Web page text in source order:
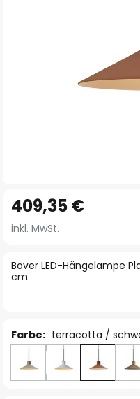
Anfang
der
springen
Bover LED-Hängelampe
cm
409,35 €
inkl. MwSt.
Farbe: terracotta /